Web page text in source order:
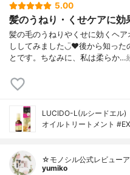
5.00
髪のうねり・くせケアに効
髪の毛のうねりやくせに効くヘ
ししてみました◡̈♥︎後から知った
とです。ちなみに、私は柔らか…
LUCIDO-L(ルシードエル)
オイルトリートメント
☆モノシル公式レビュー
yumiko